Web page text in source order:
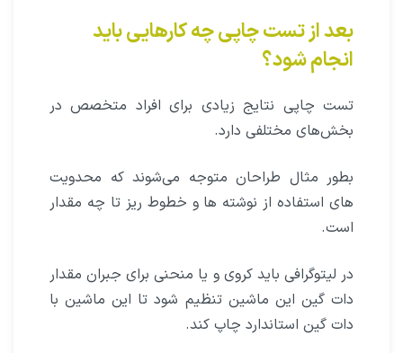
بعد از تست چاپی چه کارهایی باید
انجام شود؟
تست چاپی نتایج زیادی برای افراد متخصص در
بخش‌های مختلفی دارد.
بطور مثال طراحان متوجه می‌شوند که محدویت
های استفاده از نوشته ها و خطوط ریز تا چه مقدار
است.
در لیتوگرافی باید کروی و یا منحنی برای جبران مقدار
دات گین این ماشین تنظیم شود تا این ماشین با
دات گین استاندارد چاپ کند.